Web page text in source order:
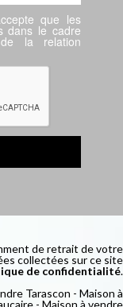
que les
dans le cadre
la relation
de retrait de votre
collectées sur ce site
de confidentialité.
Tarascon - Maison à
- Maison à vendre